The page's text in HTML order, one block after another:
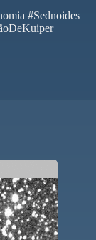
#Sednoides